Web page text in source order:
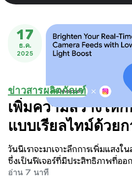
17
ธ.ค.
2025
ข่าวสารผลิตภัณฑ์
เพิ่มความสว่างให้
แบบเรียลไทม์ด้วย
น้อย
วันนี้เราจะมาเจาะลึกการเพิ่มแสงใ
ซึ่งเป็นฟีเจอร์ที่มีประสิทธิภาพที่ออ
สว่างให้กับสตรีมกล้องแบบเรียลไทม์
อ่าน 7 นาที